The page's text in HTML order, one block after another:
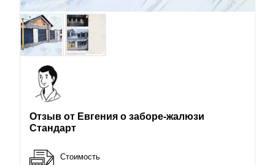
Отзыв от Евгения о заборе-жалюзи
Стандарт
Стоимость